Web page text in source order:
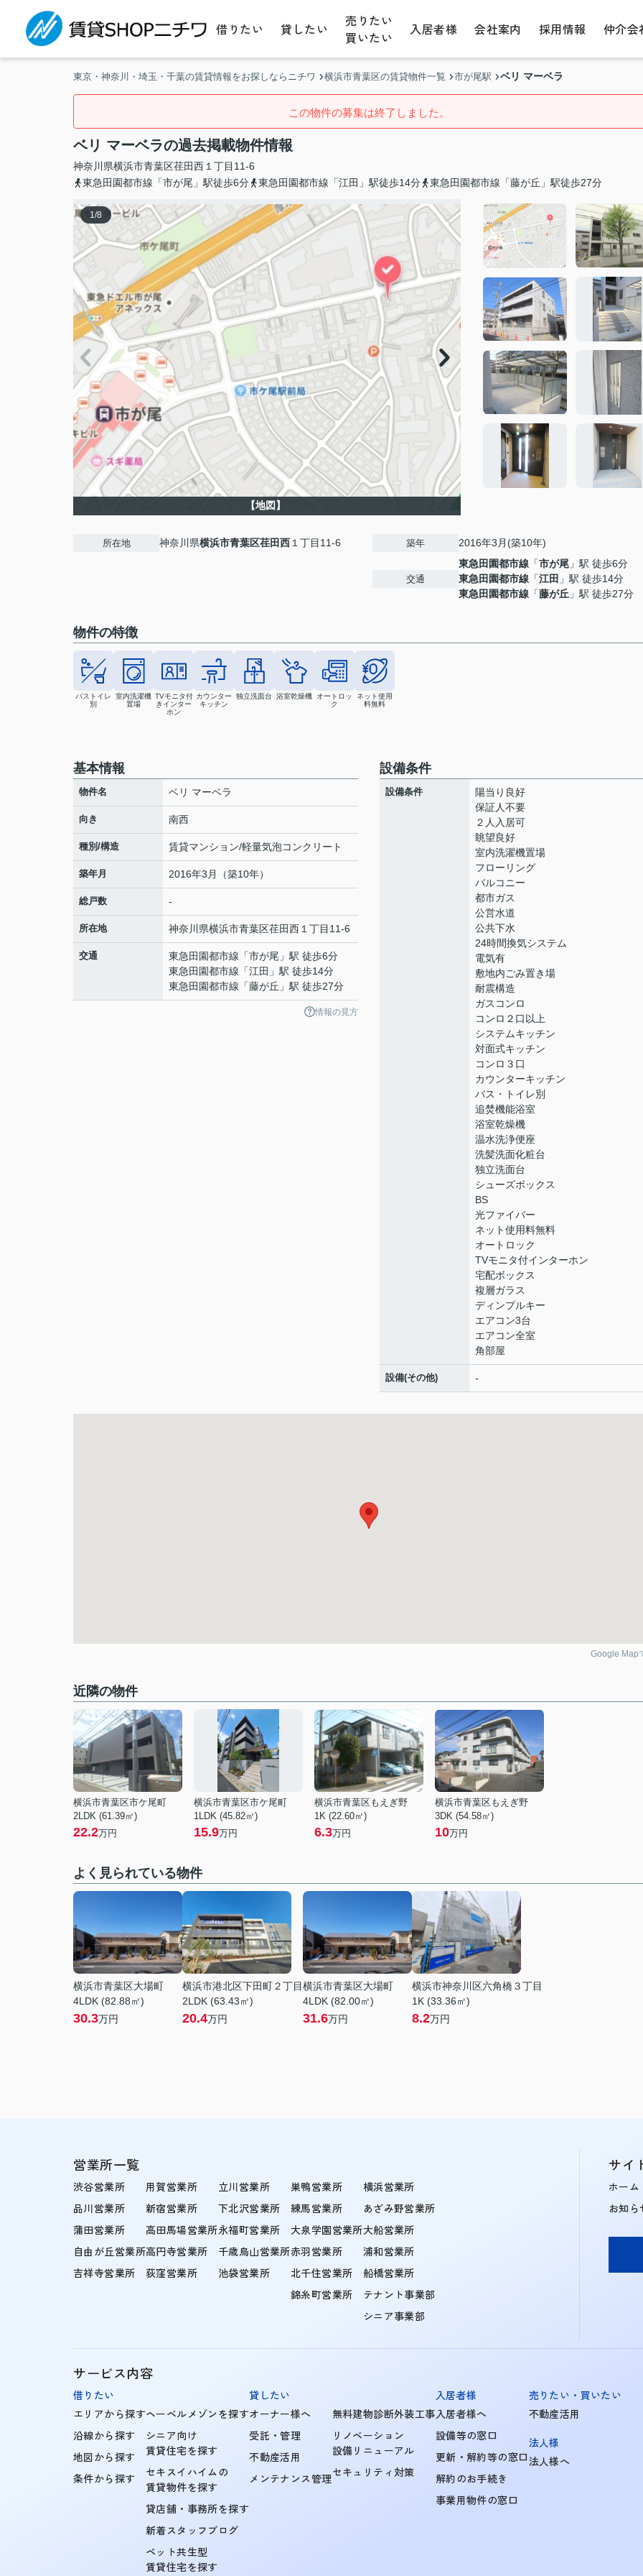
借りたい 貸したい
売りたい
買いたい
入居者様 会社案内 採用情報 仲介会
東京・神奈川・埼玉・千葉の賃貸情報をお探しならニチワ 横浜市青葉区の賃貸物件一覧 市が尾駅 ベリ マーベラ
この物件の募集は終了しました。
ベリ マーベラの過去掲載物件情報
神奈川県横浜市青葉区荏田西 １丁目11-6
東急田園都市線「市が尾」駅徒歩6分
東急田園都市線「江田」駅徒歩14分 東急田園都市線「藤が丘」駅徒歩27分
1/8
【地図】
所在地 神奈川県横浜市青葉区荏田西 １丁目11-6 築年 2016年3月(築10年)
交通
東急田園都市線 「市が尾 」駅 徒歩6分
東急田園都市線 「江田 」駅 徒歩14分
東急田園都市線 「藤が丘 」駅 徒歩27分
物件の特徴
バストイレ
別
室内洗濯機
置場
TVモニタ付
きインター
ホン
カウンター
キッチン
独立洗面台 浴室乾燥機
オートロッ
ク
ネット使用
料無料
基本情報
物件名 ベリ マーベラ
向き 南西
種別/構造 賃貸マンション/軽量気泡コンクリート
築年月 2016年3月（築10年）
総戸数 -
所在地 神奈川県横浜市青葉区荏田西 １丁目11-6
交通 東急田園都市線 「市が尾 」駅 徒歩6分
東急田園都市線 「江田 」駅 徒歩14分
東急田園都市線 「藤が丘 」駅 徒歩27分
情報の見方
設備条件
設備条件
陽当り良好
保証人不要
２人入居可
眺望良好
室内洗濯機置場
フローリング
バルコニー
都市ガス
公営水道
公共下水
24時間換気システム
電気有
敷地内ごみ置き場
耐震構造
ガスコンロ
コンロ２口以上
システムキッチン
対面式キッチン
コンロ３口
カウンターキッチン
バス・トイレ別
追焚機能浴室
浴室乾燥機
温水洗浄便座
洗髪洗面化粧台
独立洗面台
シューズボックス
BS
光ファイバー
ネット使用料無料
オートロック
TVモニタ付インターホン
宅配ボックス
複層ガラス
ディンプルキー
エアコン3台
エアコン全室
角部屋
設備(その他) -
Google Map
近隣の物件
横浜市青葉区市ケ尾町
2LDK (61.39㎡)
22.2万円
横浜市青葉区市ケ尾町
1LDK (45.82㎡)
15.9万円
横浜市青葉区もえぎ野
1K (22.60㎡)
6.3万円
横浜市青葉区もえぎ野
3DK (54.58㎡)
10万円
よく見られている物件
横浜市青葉区大場町
4LDK (82.88㎡)
30.3万円
横浜市港北区下田町２丁目
2LDK (63.43㎡)
20.4万円
横浜市青葉区大場町
4LDK (82.00㎡)
31.6万円
横浜市神奈川区六角橋３丁目
1K (33.36㎡)
8.2万円
営業所一覧
渋谷営業所
品川営業所
蒲田営業所
自由が丘営業所
吉祥寺営業所
用賀営業所
新宿営業所
高田馬場営業所
高円寺営業所
荻窪営業所
立川営業所
下北沢営業所
永福町営業所
千歳烏山営業所
池袋営業所
巣鴨営業所
練馬営業所
大泉学園営業所
赤羽営業所
北千住営業所
錦糸町営業所
横浜営業所
あざみ野営業所
大船営業所
浦和営業所
船橋営業所
テナント事業部
シニア事業部
サイ
ホーム
お知ら
サービス内容
借りたい
エリアから探す
沿線から探す
地図から探す
条件から探す
ヘーベルメゾンを探す
シニア向け
賃貸住宅を探す
セキスイハイムの
賃貸物件を探す
貸店舗・事務所を探す
新着スタッフブログ
ペット共生型
賃貸住宅を探す
貸したい
オーナー様へ
受託・管理
不動産活用
メンテナンス管理
無料建物診断外装工事
リノベーション
設備リニューアル
セキュリティ対策
入居者様
入居者様へ
設備等の窓口
更新・解約等の窓口
解約のお手続き
事業用物件の窓口
売りたい・買いたい
不動産活用
法人様
法人様へ